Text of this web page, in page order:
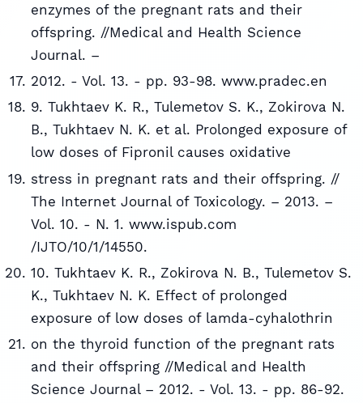
enzymes of the pregnant rats and their
offspring. //Medical and Health Science
Journal. –
2012. - Vol. 13. - pp. 93-98. www.pradec.en
9. Tukhtaev K. R., Tulemetov S. K., Zokirova N.
B., Tukhtaev N. K. et al. Prolonged exposure of
low doses of Fipronil causes oxidative
stress in pregnant rats and their offspring. //
The Internet Journal of Toxicology. – 2013. –
Vol. 10. - N. 1. www.ispub.com
/IJTO/10/1/14550.
10. Tukhtaev K. R., Zokirova N. B., Tulemetov S.
K., Tukhtaev N. K. Effect of prolonged
exposure of low doses of lamda-cyhalothrin
on the thyroid function of the pregnant rats
and their offspring //Medical and Health
Science Journal – 2012. - Vol. 13. - pp. 86-92.